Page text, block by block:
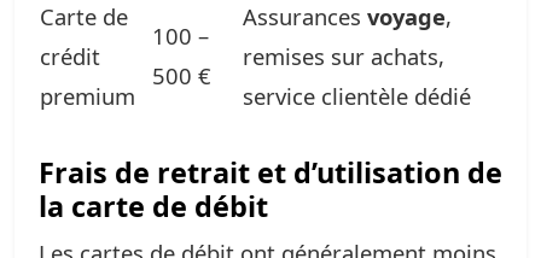
Carte de
crédit
premium
100 –
500 €
Assurances voyage,
remises sur achats,
service clientèle dédié
Frais de retrait et d’utilisation de
la carte de débit